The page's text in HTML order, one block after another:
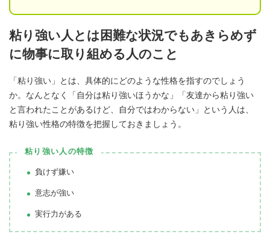
粘り強い人とは困難な状況でもあきらめず
に物事に取り組める人のこと
「粘り強い」とは、具体的にどのような性格を指すのでしょう
か。なんとなく「自分は粘り強いほうかな」「友達から粘り強い
と言われたことがあるけど、自分ではわからない」という人は、
粘り強い性格の特徴を把握しておきましょう。
粘り強い人の特徴
負けず嫌い
意志が強い
実行力がある